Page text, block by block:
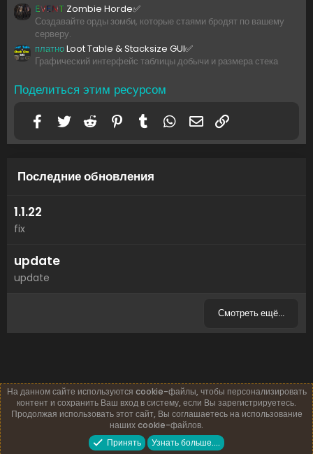
EVENT Zombie Horde✅
Создавайте орды зомби, которые стаями бродят по вашему
серверу.
платноLoot Table & Stacksize GUI✅
Графический интерфейс таблицы добычи и размера стека
Поделиться этим ресурсом
Facebook
Twitter Reddit Pinterest
Tumblr WhatsAppЭлектронная почта
Последние обновления
1.1.22
fix
update
update
Смотреть ещё…
Обратная связь
Условия и правила
Политика конфиденциальности
Помощь Главная
На данном сайте используются cookie-файлы, чтобы персонализировать
контент и сохранить Ваш вход в систему, если Вы зарегистрируетесь.
Продолжая использовать этот сайт, Вы соглашаетесь на использование
наших cookie-файлов.
Принять
Узнать больше.…